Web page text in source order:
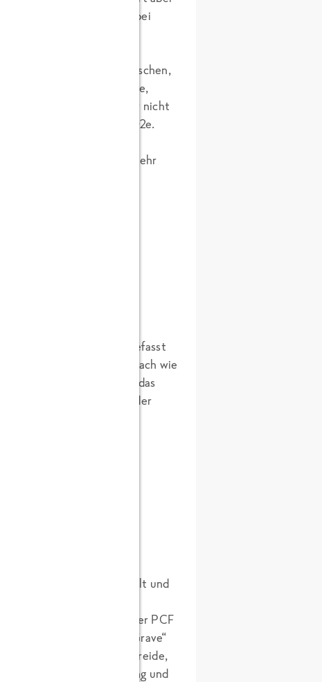
anderem daran, dass bei
transportiert werden.
effizienter als der von
bereits vor Ort gewaschen,
werden natürlich Schale,
Paprika, entfernt und gar nicht
und somit auch CO2e.
viel platzsparender
Dadurch passt viel mehr
Methan zusammengefasst
der Produkte so einfach wie
in g CO2e/ 100g für das
Zusammensetzung der
Emissionen ermittelt und
Materialien und
welche nicht. Bei unserer PCF
„Cradle to Grave“
(Gemüse, Obst, Getreide,
auch deren Verarbeitung und